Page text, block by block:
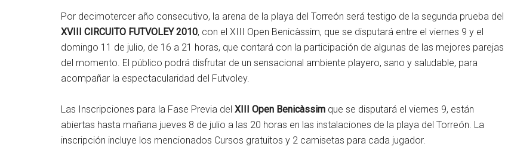
Por decimotercer año consecutivo, la arena de la playa del Torreón será testigo de la segunda prueba del
XVIII CIRCUITO FUTVOLEY 2010, con el XIII Open Benicàssim, que se disputará entre el viernes 9 y el
domingo 11 de julio, de 16 a 21 horas, que contará con la participación de algunas de las mejores parejas
del momento. El público podrá disfrutar de un sensacional ambiente playero, sano y saludable, para
acompañar la espectacularidad del Futvoley.
Las Inscripciones para la Fase Previa del XIII Open Benicàssim que se disputará el viernes 9, están
abiertas hasta mañana jueves 8 de julio a las 20 horas en las instalaciones de la playa del Torreón. La
inscripción incluye los mencionados Cursos gratuitos y 2 camisetas para cada jugador.